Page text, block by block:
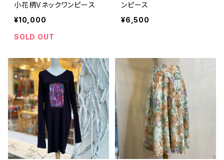
小花柄Vネックワンピース
¥10,000
SOLD OUT
ンピース
¥6,500